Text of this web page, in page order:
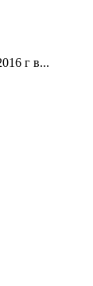
г в...